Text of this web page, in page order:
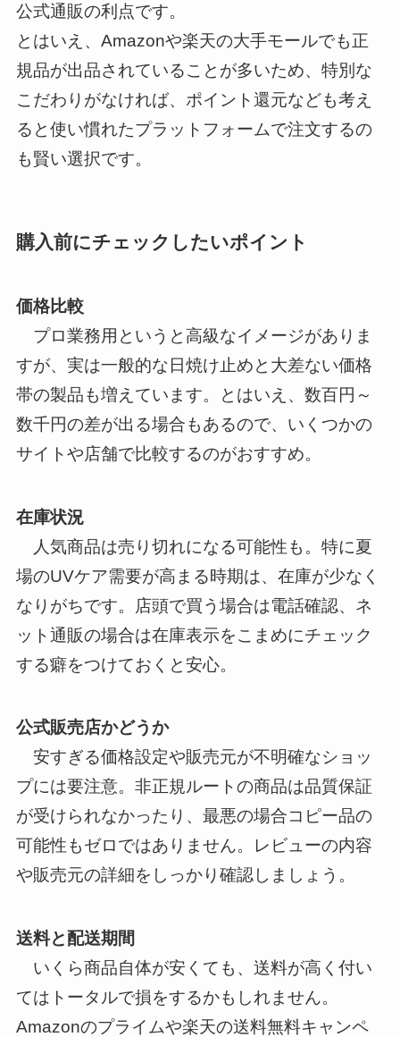
公式通販の利点です。
とはいえ、Amazonや楽天の大手モールでも正
規品が出品されていることが多いため、特別な
こだわりがなければ、ポイント還元なども考え
ると使い慣れたプラットフォームで注文するの
も賢い選択です。
購入前にチェックしたいポイント
価格比較
プロ業務用というと高級なイメージがありま
すが、実は一般的な日焼け止めと大差ない価格
帯の製品も増えています。とはいえ、数百円～
数千円の差が出る場合もあるので、いくつかの
サイトや店舗で比較するのがおすすめ。
在庫状況
人気商品は売り切れになる可能性も。特に夏
場のUVケア需要が高まる時期は、在庫が少なく
なりがちです。店頭で買う場合は電話確認、ネ
ット通販の場合は在庫表示をこまめにチェック
する癖をつけておくと安心。
公式販売店かどうか
安すぎる価格設定や販売元が不明確なショッ
プには要注意。非正規ルートの商品は品質保証
が受けられなかったり、最悪の場合コピー品の
可能性もゼロではありません。レビューの内容
や販売元の詳細をしっかり確認しましょう。
送料と配送期間
いくら商品自体が安くても、送料が高く付い
てはトータルで損をするかもしれません。
Amazonのプライムや楽天の送料無料キャンペ